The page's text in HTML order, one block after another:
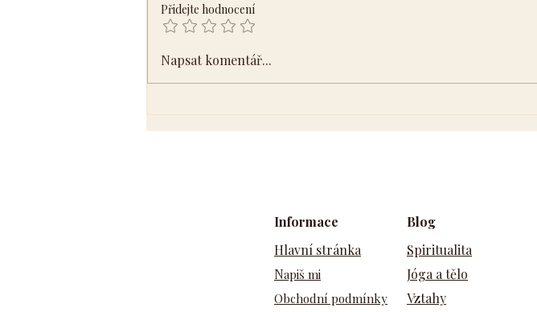
Čtyři aspekty Tvé stezky k
Přidejte hodnocení
Napsat komentář...
Informace
Hlavní stránka
Napiš mi
Obchodní podmínky
Blog
Spiritualita
Jóga a tělo
Vztahy